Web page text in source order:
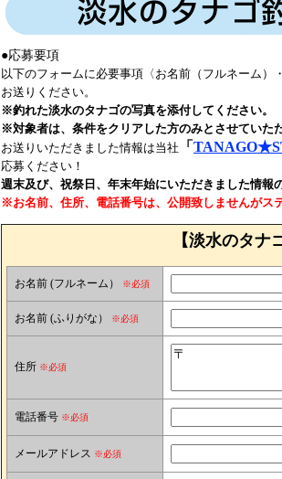
●応募要項
以下のフォームに必要事項〈お名前（フルネーム
お送りください。
※釣れた淡水のタナゴの写真を添付してください。
※対象者は、条件をクリアした方のみとさせていた
お送りいただきました情報は当社
「
応募ください！
週末及び、祝祭日、年末年始にいただきました情
※お名前、住所、電話番号は、公開致しませんがス
【淡水のタ
お名前 (フルネーム） ※必須
お名前 (ふりがな） ※必須
住所 ※必須
電話番号 ※必須
メールアドレス ※必須